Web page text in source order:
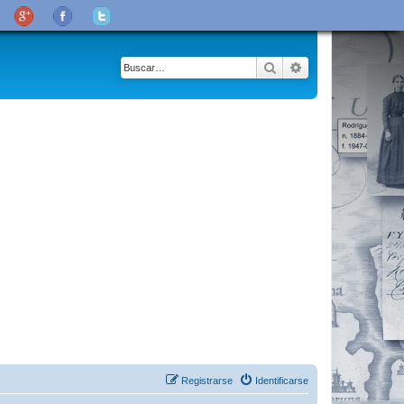
Buscar Búsqueda
Identificarse
Registrarse